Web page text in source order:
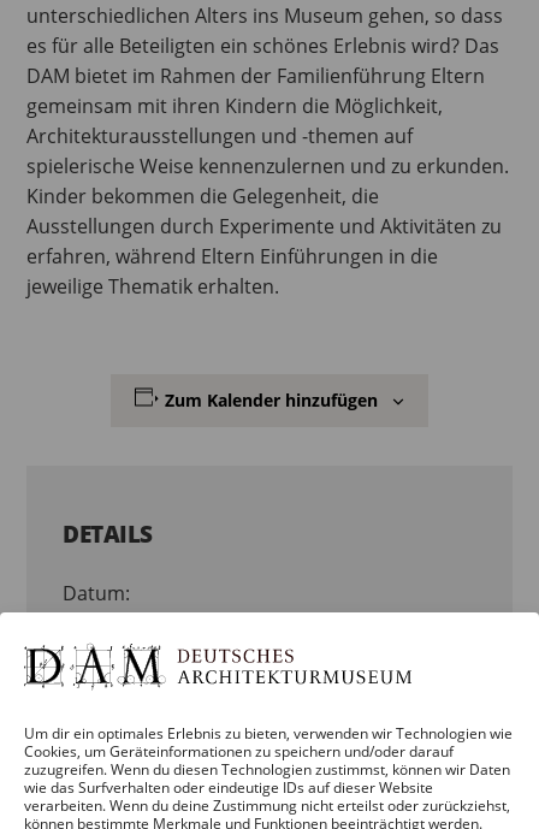
Um dir ein optimales Erlebnis zu bieten, verwenden wir Technologien wie
Cookies, um Geräteinformationen zu speichern und/oder darauf
zuzugreifen. Wenn du diesen Technologien zustimmst, können wir Daten
wie das Surfverhalten oder eindeutige IDs auf dieser Website
verarbeiten. Wenn du deine Zustimmung nicht erteilst oder zurückziehst,
können bestimmte Merkmale und Funktionen beeinträchtigt werden.
unterschiedlichen Alters ins Museum gehen, so dass
es für alle Beteiligten ein schönes Erlebnis wird? Das
DAM bietet im Rahmen der Familienführung Eltern
gemeinsam mit ihren Kindern die Möglichkeit,
Architekturausstellungen und -themen auf
spielerische Weise kennenzulernen und zu erkunden.
Kinder bekommen die Gelegenheit, die
Ausstellungen durch Experimente und Aktivitäten zu
erfahren, während Eltern Einführungen in die
jeweilige Thematik erhalten.
Zum Kalender hinzufügen
DETAILS
Datum:
Zeit:
Veranstaltungskategorien:
KINDER, JUGENDLICHE & FAMILIEN,